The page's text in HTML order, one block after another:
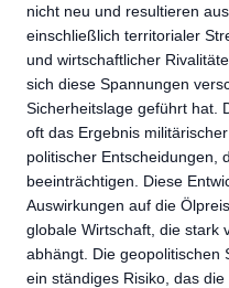
nicht neu und resultieren
einschließlich territorialer
und wirtschaftlicher
sich diese Spannungen
Sicherheitslage geführt hat.
oft das Ergebnis
politischer Entscheidungen,
beeinträchtigen. Diese
Auswirkungen auf die
globale Wirtschaft, die stark
abhängt. Die geopolitischen
ein ständiges Risiko, das